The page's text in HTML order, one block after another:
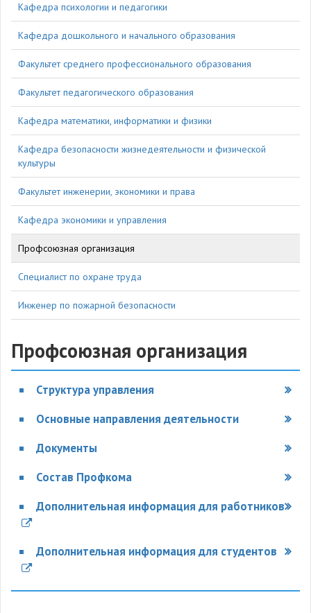
Кафедра психологии и педагогики
Кафедра дошкольного и начального образования
Факультет среднего профессионального образования
Факультет педагогического образования
Кафедра математики, информатики и физики
Кафедра безопасности жизнедеятельности и физической
культуры
Факультет инженерии, экономики и права
Кафедра экономики и управления
Профсоюзная организация
Специалист по охране труда
Инженер по пожарной безопасности
Профсоюзная организация
Структура управления
Основные направления деятельности
Документы
Состав Профкома
Дополнительная информация для работников
Дополнительная информация для студентов